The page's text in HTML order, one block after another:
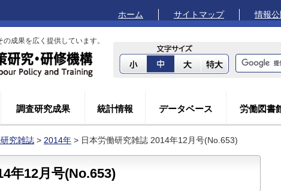
ホーム サイトマップ 情報公
成果を広く提供しています。
調査研究成果 統計情報 データベース 労働図書
究雑誌 > 2014年 > 日本労働研究雑誌 2014年12月号(No.653)
年12月号(No.653)